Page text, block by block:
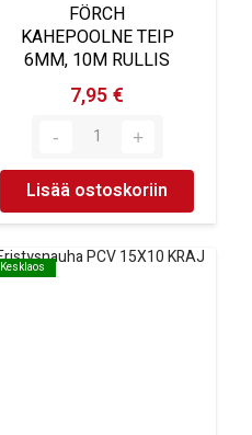
FÖRCH
KAHEPOOLNE TEIP
6MM, 10M RULLIS
7,95 €
Lisää ostoskoriin
Kesklaos
Kesklaos